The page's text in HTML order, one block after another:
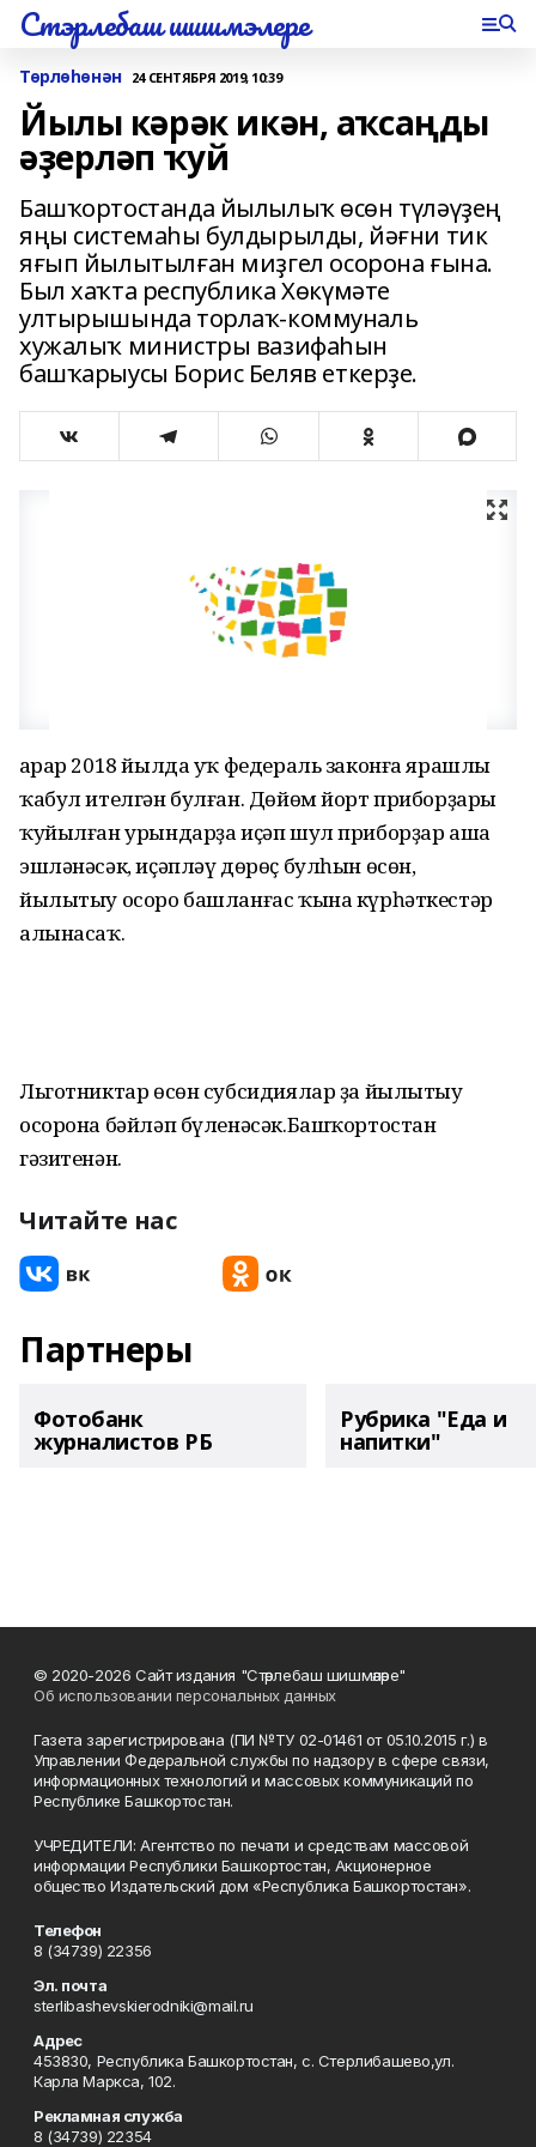
Стэрлебаш шишмэлере
Төрлөһөнән 24 СЕНТЯБРЯ 2019, 10:39
Йылы кәрәк икән, аҡсаңды
әҙерләп ҡуй
Башҡортостанда йылылыҡ өсөн түләүҙең
яңы системаһы булдырылды, йәғни тик
яғып йылытылған миҙгел осорона ғына.
Был хаҡта республика Хөкүмәте
ултырышында торлаҡ-коммуналь
хужалыҡ министры вазифаһын
башҡарыусы Борис Беляв еткерҙе.
Ҡарар 2018 йылда уҡ федераль законға ярашлы
ҡабул ителгән булған. Дөйөм йорт приборҙары
ҡуйылған урындарҙа иҫәп шул приборҙар аша
эшләнәсәк, иҫәпләү дөрөҫ булһын өсөн,
йылытыу осоро башланғас ҡына күрһәткестәр
алынасаҡ.
Льготниктар өсөн субсидиялар ҙа йылытыу
осорона бәйләп бүленәсәк.Башҡортостан
гәзитенән.
Читайте нас
Партнеры
Фотобанк
журналистов РБ
Рубрика "Еда и
напитки"
© 2020-2026 Сайт издания "Стәрлебаш шишмәләре"
Об использовании персональных данных
Газета зарегистрирована (ПИ №ТУ 02-01461 от 05.10.2015 г.) в
Управлении Федеральной службы по надзору в сфере связи,
информационных технологий и массовых коммуникаций по
Республике Башкортостан.
УЧРЕДИТЕЛИ: Агентство по печати и средствам массовой
информации Республики Башкортостан, Акционерное
общество Издательский дом «Республика Башкортостан».
Телефон
8 (34739) 22356
Эл. почта
sterlibashevskierodniki@mail.ru
Адрес
453830, Республика Башкортостан, c. Стерлибашево,ул.
Карла Маркса, 102.
Рекламная служба
8 (34739) 22354